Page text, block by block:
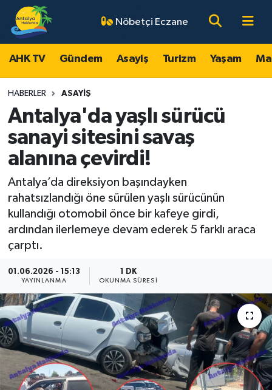
Nöbetçi Eczane
AHK TV Gündem Asayiş Turizm Yaşam
HABERLER ASAYIŞ
Antalya'da yaşlı sürücü
sanayi sitesini savaş
alanına çevirdi!
Antalya’da direksiyon başındayken
rahatsızlandığı öne sürülen yaşlı sürücünün
kullandığı otomobil önce bir kafeye girdi,
ardından ilerlemeye devam ederek 5 farklı araca
çarptı.
01.06.2026 - 15:13
YAYINLANMA
1 DK
OKUNMA SÜRESI
AHK TV
Gündem
Asayiş
Turizm
Magazin
Ekonomi
Dünya
Resmi Reklamlar
Antalya Nöbetçi Eczaneler
Antalya Hava Durumu
Antalya Namaz Vakitleri
Antalya Trafik Yoğunluk Haritası
Süper Lig Puan Durumu ve Fikstür
Tüm Manşetler
Son Dakika Haberleri